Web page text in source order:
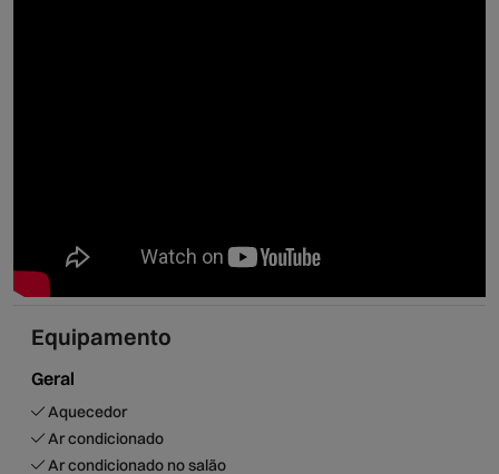
local, permitindo aos hóspedes desfrutar de uma das
regiões mais bonitas de Portugal!
Equipamento
Geral
Aquecedor
Ar condicionado
Ar condicionado no salão